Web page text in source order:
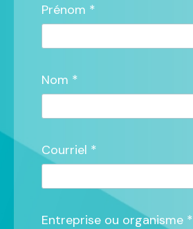
Prénom *
Nom *
Courriel *
Entreprise ou organisme *